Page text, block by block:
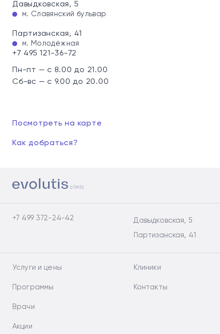
Давыдковская, 5
м. Славянский бульвар
Партизанская, 41
м. Молодёжная
+7 495 121-36-72
Пн-пт — с 8.00 до 21.00
Сб-вс — с 9.00 до 20.00
Посмотреть на карте
Как добраться?
+7 499 372-24-42
Давыдковская, 5
Партизанская, 41
Услуги и цены
Программы
Врачи
Акции
Клиники
Контакты